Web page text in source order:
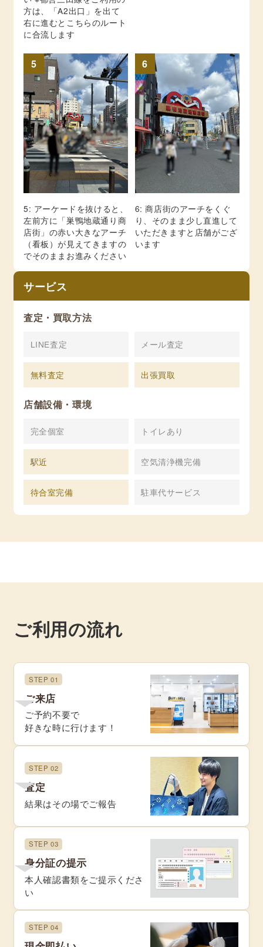
方は、「A2出口」を出て
右に進むとこちらのルート
に合流します
5
5: アーケードを抜けると、
左前方に「巣鴨地蔵通り商
店街」の赤い大きなアーチ
（看板）が見えてきますの
でそのままお進みください
6
6: 商店街のアーチをくぐ
り、そのまま少し直進して
いただきますと店舗がござ
います
サービス
査定・買取方法
LINE査定 メール査定
無料査定 出張買取
店舗設備・環境
完全個室 トイレあり
駅近 空気清浄機完備
待合室完備 駐車代サービス
ご利用の流れ
STEP 01
ご来店
ご予約不要で
好きな時に行けます！
STEP 02
査定
結果はその場でご報告
STEP 03
身分証の提示
本人確認書類をご提示くださ
い
STEP 04